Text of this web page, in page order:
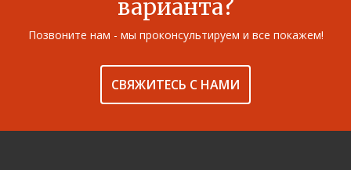
варианта?
Позвоните нам - мы проконсультируем и все покажем!
СВЯЖИТЕСЬ С НАМИ